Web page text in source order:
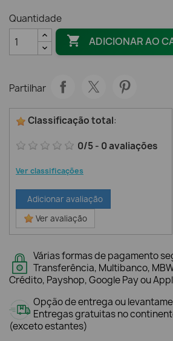
Quantidade
 ADICIONAR AO
Partilhar
Classificação total:
0/5- 0avaliações
Ver classificações
Adicionar avaliação
Ver avaliação
Várias formas de pagamento
Transferência, Multibanco,
Crédito, Payshop, Google Pay ou
Opção de entrega ou
Entregas gratuitas no
(exceto estantes)